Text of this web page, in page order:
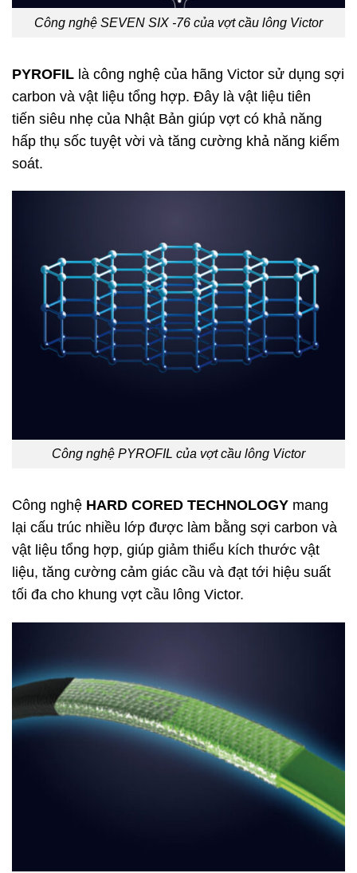
Công nghệ SEVEN SIX -76 của vợt cầu lông Victor
PYROFIL là công nghệ của hãng Victor sử dụng sợi
carbon và vật liệu tổng hợp. Đây là vật liệu tiên
tiến siêu nhẹ của Nhật Bản giúp vợt có khả năng
hấp thụ sốc tuyệt vời và tăng cường khả năng kiểm
soát.
Công nghệ PYROFIL của vợt cầu lông Victor
Công nghệ HARD CORED TECHNOLOGY mang
lại cấu trúc nhiều lớp được làm bằng sợi carbon và
vật liệu tổng hợp, giúp giảm thiểu kích thước vật
liệu, tăng cường cảm giác cầu và đạt tới hiệu suất
tối đa cho khung vợt cầu lông Victor.